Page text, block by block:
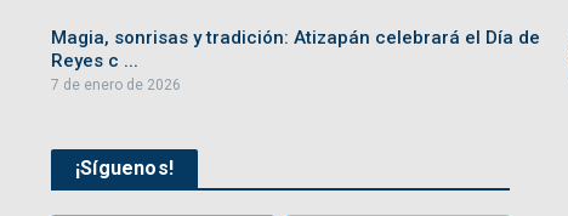
Magia, sonrisas y tradición: Atizapán celebrará el Día de
Reyes c ...
7 de enero de 2026
¡Síguenos!